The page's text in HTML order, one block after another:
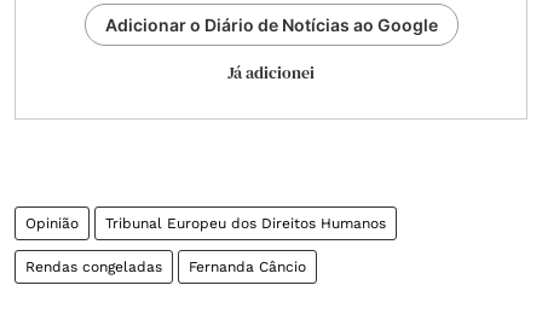
Adicionar o Diário de Notícias ao Google
Já adicionei
Opinião Tribunal Europeu dos Direitos Humanos
Rendas congeladas Fernanda Câncio